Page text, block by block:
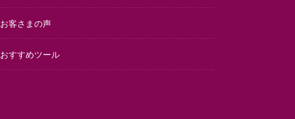
お客さまの声
おすすめツール